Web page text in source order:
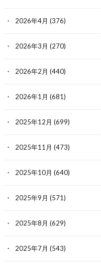
2026年4月 (376)
2026年3月 (270)
2026年2月 (440)
2026年1月 (681)
2025年12月 (699)
2025年11月 (473)
2025年10月 (640)
2025年9月 (571)
2025年8月 (629)
2025年7月 (543)